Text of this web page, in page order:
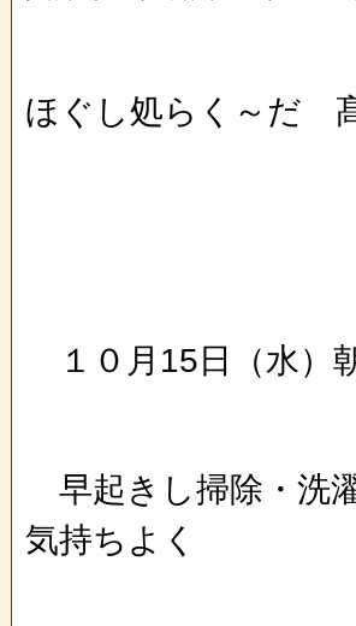
ほぐし処らく～だ
１０月15日（水）
早起きし掃除・洗
気持ちよく